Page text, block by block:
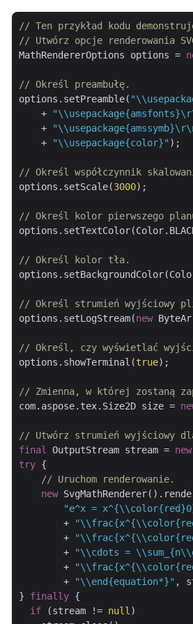
// Ten przykład kodu
// Utwórz opcje renderowania
MathRendererOptions options =
// Określ preambułę.
options.setPreamble(
    +
    +
    +
"\\usepackage{color}" );
// Określ współczynnik
options.setScale(3000);
// Określ kolor pierwszego
// Określ kolor tła.
// Określ strumień wyjściowy
options.setLogStream(new
// Określ, czy wyświetlać
options.showTerminal(true);
// Zmienna, w której zostaną
com.aspose.tex.Size2D size =
// Utwórz strumień wyjściowy
final
OutputStream stream = new
try {
// Uruchom renderowanie.
new
"e^x =
        +
        +
        +
"\\cdots =
        +
        +
"\\end{equation*}" ,
} finally {
if (stream != null )